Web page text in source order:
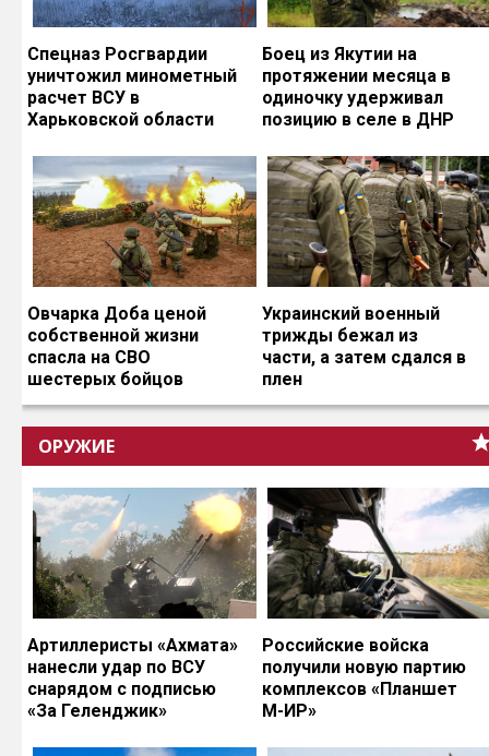
Спецназ Росгвардии
уничтожил минометный
расчет ВСУ в
Харьковской области
Боец из Якутии на
протяжении месяца в
одиночку удерживал
позицию в селе в ДНР
Овчарка Доба ценой
собственной жизни
спасла на СВО
шестерых бойцов
Украинский военный
трижды бежал из
части, а затем сдался в
плен
ОРУЖИЕ
Артиллеристы «Ахмата»
нанесли удар по ВСУ
снарядом с подписью
«За Геленджик»
Российские войска
получили новую партию
комплексов «Планшет
М-ИР»